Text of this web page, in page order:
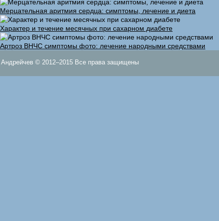
Мерцательная аритмия сердца: симптомы, лечение и диета
Характер и течение месячных при сахарном диабете
Артроз ВНЧС симптомы фото: лечение народными средствами
Андрейчев © 2012–2015 Все права защищены